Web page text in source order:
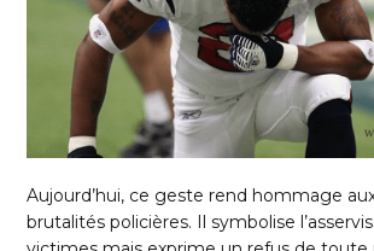
Aujourd’hui, ce geste rend hommage
brutalités policières. Il symbolise